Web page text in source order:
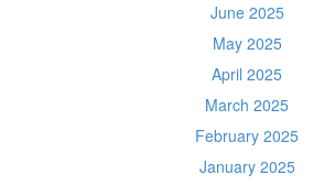
June 2025
May 2025
April 2025
March 2025
February 2025
January 2025